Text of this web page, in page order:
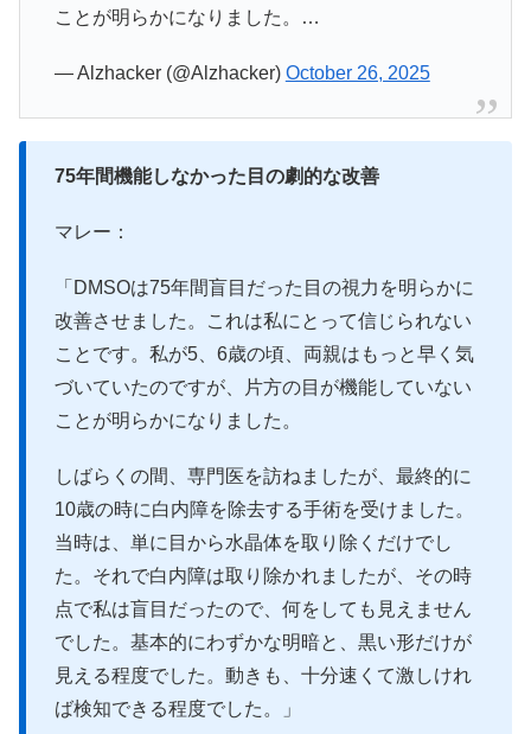
ことが明らかになりました。…
— Alzhacker (@Alzhacker) October 26, 2025
75年間機能しなかった目の劇的な改善
マレー：
「DMSOは75年間盲目だった目の視力を明らかに
改善させました。これは私にとって信じられない
ことです。私が5、6歳の頃、両親はもっと早く気
づいていたのですが、片方の目が機能していない
ことが明らかになりました。
しばらくの間、専門医を訪ねましたが、最終的に
10歳の時に白内障を除去する手術を受けました。
当時は、単に目から水晶体を取り除くだけでし
た。それで白内障は取り除かれましたが、その時
点で私は盲目だったので、何をしても見えません
でした。基本的にわずかな明暗と、黒い形だけが
見える程度でした。動きも、十分速くて激しけれ
ば検知できる程度でした。」